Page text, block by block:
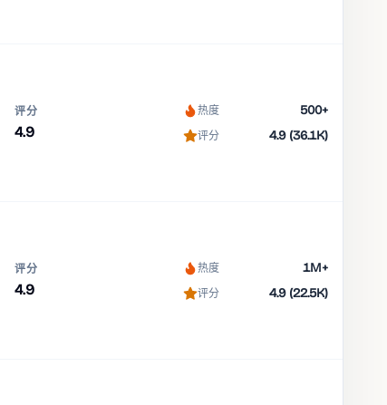
评分
4.9
热度 500+
评分 4.9 (36.1K)
评分
4.9
热度 1M+
评分 4.9 (22.5K)